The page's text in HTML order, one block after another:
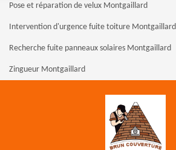
Pose et réparation de velux Montgaillard
Intervention d'urgence fuite toiture Montgaillard
Recherche fuite panneaux solaires Montgaillard
Zingueur Montgaillard